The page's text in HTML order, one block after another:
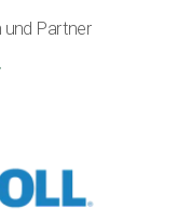
und Partner